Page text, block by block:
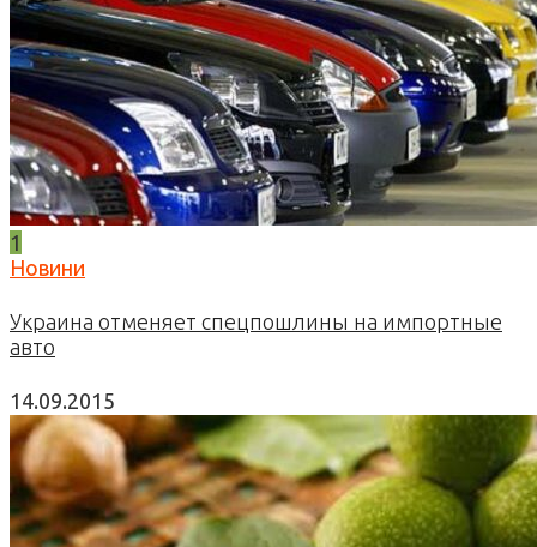
1
Новини
Украина отменяет спецпошлины на импортные
авто
14.09.2015